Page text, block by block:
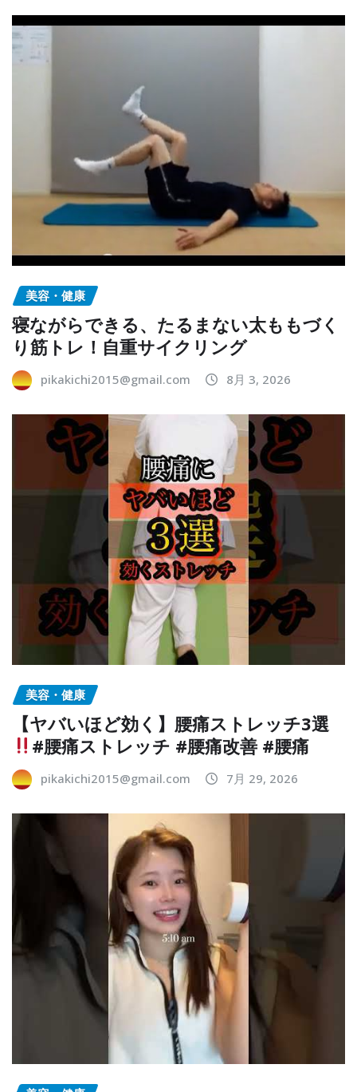
美容・健康
寝ながらできる、たるまない太ももづく
り筋トレ！自重サイクリング
pikakichi2015@gmail.com 8月 3, 2026
美容・健康
【ヤバいほど効く】腰痛ストレッチ3選
#腰痛ストレッチ #腰痛改善 #腰痛
pikakichi2015@gmail.com 7月 29, 2026